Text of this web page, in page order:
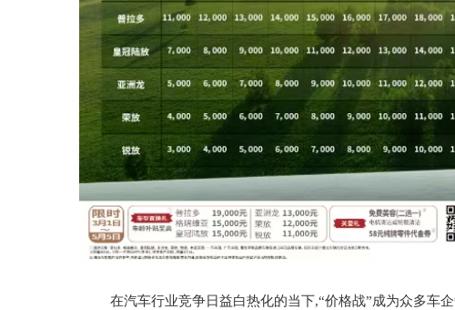
在汽车行业竞争日益白热化的当下,“价格战”成为众多车